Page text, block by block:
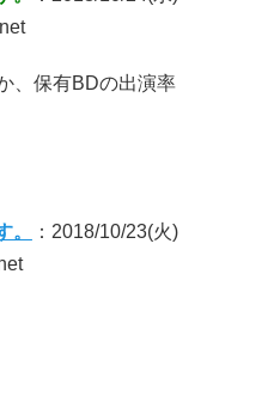
、保有BDの出演率
。
：2018/10/23(火)